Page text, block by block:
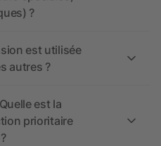
?
est utilisée
autres ?
est la
prioritaire